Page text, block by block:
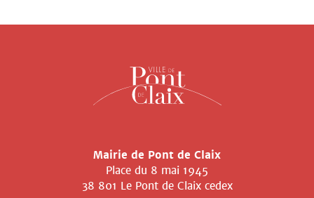
Mairie de Pont de Claix
Place du 8 mai 1945
38 801 Le Pont de Claix cedex